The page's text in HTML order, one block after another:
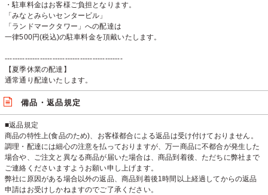
・駐車料金はお客様ご負担となります。
「みなとみらいセンタービル」
「ランドマークタワー」への配達は
一律500円(税込)の駐車料金を頂戴いたします。
-----------------------------------------------
【夏季休業の配達】
通常通り配達いたします。
備品・返品規定
■返品規定
商品の特性上(食品のため)、お客様都合による返品は受け付けておりません。
調理・配達には細心の注意を払っておりますが、万一商品に不都合が発生した
場合や、ご注文と異なる商品が届いた場合は、商品到着後、ただちに弊社まで
ご連絡くださいますようお願い申し上げます。
弊社に原因がある場合以外の返品、商品到着後1時間以上経過してからの返品
申請はお受けしかねますのでご了承ください。